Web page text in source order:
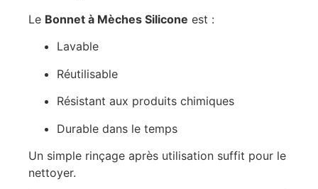
Le Bonnet à Mèches Silicone est :
Lavable
Réutilisable
Résistant aux produits chimiques
Durable dans le temps
Un simple rinçage après utilisation suffit pour le
nettoyer.